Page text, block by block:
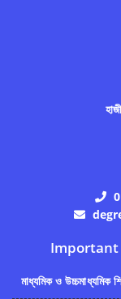
Important
মাধ্যমিক ও উচ্চমাধ্যমিক